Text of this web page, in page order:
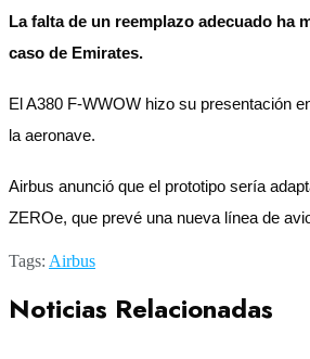
La falta de un reemplazo adecuado ha
caso de Emirates.
El A380 F-WWOW hizo su presentación
la aeronave.
Airbus anunció que el prototipo sería
ZEROe, que prevé una nueva línea de
Tags: Airbus
Noticias Relacionadas